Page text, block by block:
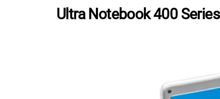
Ultra Notebook 400 Series